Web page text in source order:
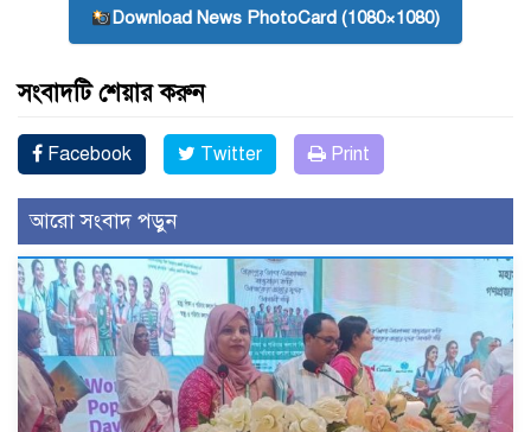
Download News PhotoCard (1080×1080)
সংবাদটি শেয়ার করুন
Facebook Twitter Print
আরো সংবাদ পড়ুন